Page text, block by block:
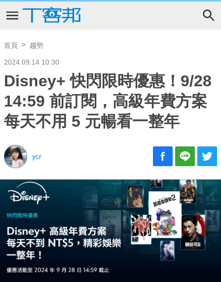
首頁 趨勢
2024.09.14 10:30
Disney+ 快閃限時優惠！9/28
14:59 前訂閱，高級年費方案
每天不用 5 元暢看一整年
ycr